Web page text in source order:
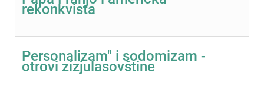
rekonkvista
Personalizam" i sodomizam -
otrovi zizjulasovštine